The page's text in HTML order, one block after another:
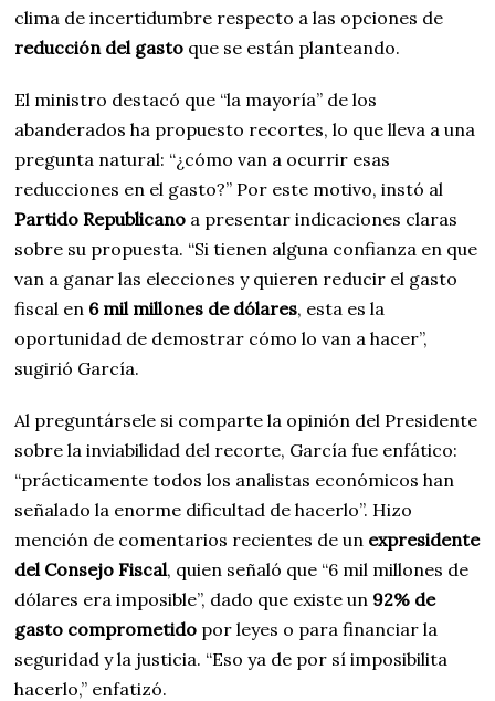
clima de incertidumbre respecto a las opciones de
reducción del gasto que se están planteando.
El ministro destacó que “la mayoría” de los
abanderados ha propuesto recortes, lo que lleva a una
pregunta natural: “¿cómo van a ocurrir esas
reducciones en el gasto?” Por este motivo, instó al
Partido Republicano a presentar indicaciones claras
sobre su propuesta. “Si tienen alguna confianza en que
van a ganar las elecciones y quieren reducir el gasto
fiscal en 6 mil millones de dólares, esta es la
oportunidad de demostrar cómo lo van a hacer”,
sugirió García.
Al preguntársele si comparte la opinión del Presidente
sobre la inviabilidad del recorte, García fue enfático:
“prácticamente todos los analistas económicos han
señalado la enorme dificultad de hacerlo”. Hizo
mención de comentarios recientes de un expresidente
del Consejo Fiscal, quien señaló que “6 mil millones de
dólares era imposible”, dado que existe un 92% de
gasto comprometido por leyes o para financiar la
seguridad y la justicia. “Eso ya de por sí imposibilita
hacerlo,” enfatizó.